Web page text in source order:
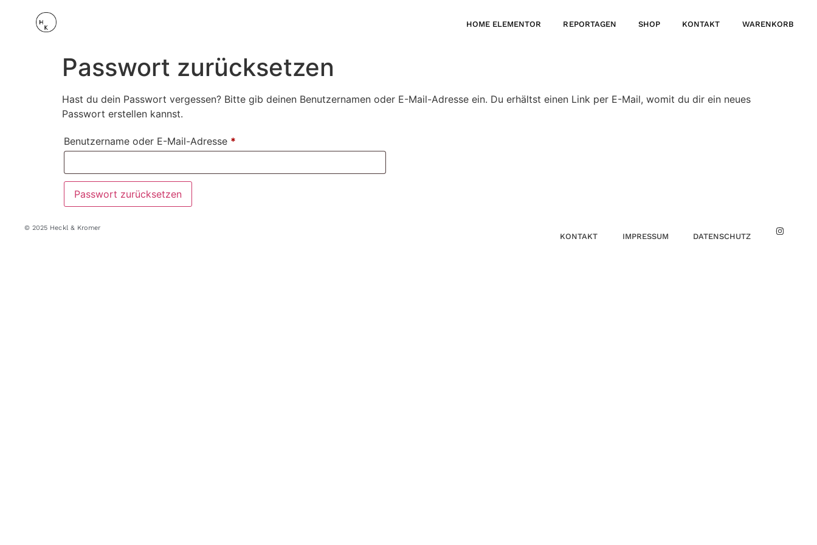
HOME ELEMENTOR REPORTAGEN SHOP KONTAKT WARENKORB
Passwort zurücksetzen
Hast du dein Passwort vergessen? Bitte gib deinen Benutzernamen oder E-Mail-Adresse ein. Du erhältst einen Link per E-Mail, womit du dir ein neues
Passwort erstellen kannst.
Benutzername oder E-Mail-Adresse *
Passwort zurücksetzen
© 2025 Heckl & Kromer
KONTAKT IMPRESSUM DATENSCHUTZ